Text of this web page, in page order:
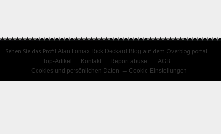
Sehen Sie das ProfilAlan Lomax Rick Deckard Blog auf dem Overblog portal
Top-Artikel
Kontakt Report abuse
AGB
Cookies und persönlichen Daten
Cookie-Einstellungen